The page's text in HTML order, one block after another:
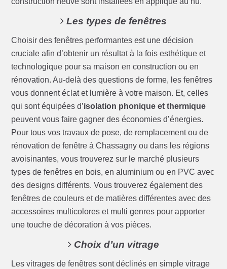
Les types de fenêtres
Choisir des fenêtres performantes est une décision
cruciale afin d’obtenir un résultat à la fois esthétique et
technologique pour sa maison en construction ou en
rénovation. Au-delà des questions de forme, les fenêtres
vous donnent éclat et lumière à votre maison. Et, celles
qui sont équipées d’isolation phonique et thermique
peuvent vous faire gagner des économies d’énergies.
Pour tous vos travaux de pose, de remplacement ou de
rénovation de fenêtre à Chassagny ou dans les régions
avoisinantes, vous trouverez sur le marché plusieurs
types de fenêtres en bois, en aluminium ou en PVC avec
des designs différents. Vous trouverez également des
fenêtres de couleurs et de matières différentes avec des
accessoires multicolores et multi genres pour apporter
une touche de décoration à vos pièces.
Choix d’un vitrage
Les vitrages de fenêtres sont déclinés en simple vitrage